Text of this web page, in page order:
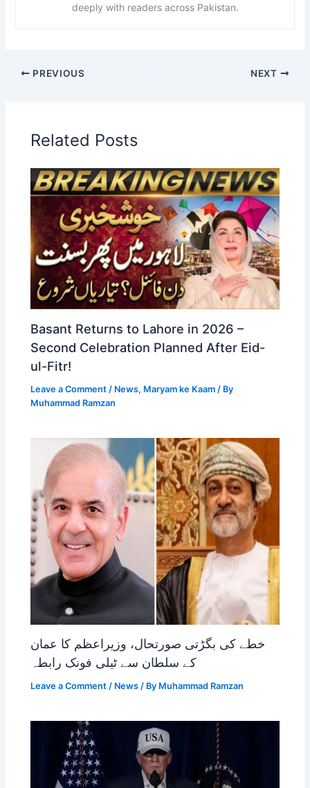
deeply with readers across Pakistan.
PREVIOUS NEXT
Related Posts
Basant Returns to Lahore in 2026 –
Second Celebration Planned After Eid-
ul-Fitr!
Leave a Comment / News, Maryam ke Kaam / By
Muhammad Ramzan
خطے کی بگڑتی صورتحال، وزیراعظم کا عمان
کے سلطان سے ٹیلی فونک رابطہ
Leave a Comment / News / By Muhammad Ramzan